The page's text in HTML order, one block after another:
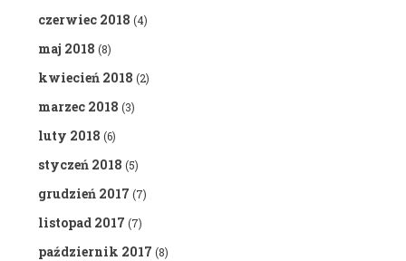
czerwiec 2018 (4)
maj 2018 (8)
kwiecień 2018 (2)
marzec 2018 (3)
luty 2018 (6)
styczeń 2018 (5)
grudzień 2017 (7)
listopad 2017 (7)
październik 2017 (8)